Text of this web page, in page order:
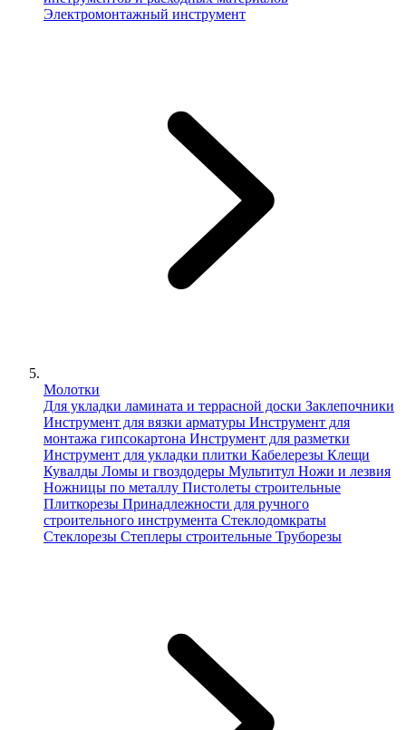
Электромонтажный инструмент
Молотки
Для укладки ламината и террасной доски Заклепочники
Инструмент для вязки арматуры Инструмент для
монтажа гипсокартона Инструмент для разметки
Инструмент для укладки плитки Кабелерезы Клещи
Кувалды Ломы и гвоздодеры Мультитул Ножи и лезвия
Ножницы по металлу Пистолеты строительные
Плиткорезы Принадлежности для ручного
строительного инструмента Стеклодомкраты
Стеклорезы Степлеры строительные Труборезы